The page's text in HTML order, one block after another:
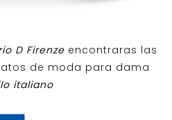
D Firenzeencontraras las
de moda para dama
italiano